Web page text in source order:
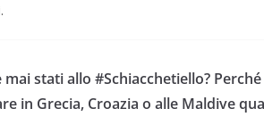
mai stati allo #Schiacchetiello? Perché
in Grecia, Croazia o alle Maldive